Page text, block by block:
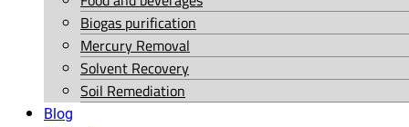
Biogas purification
Mercury Removal
Solvent Recovery
Soil Remediation
Blog